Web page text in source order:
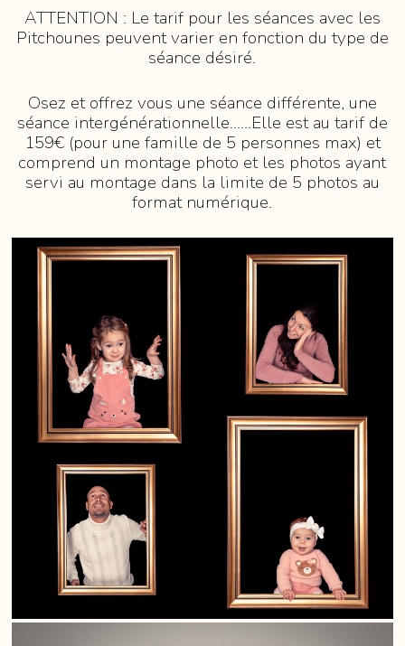
ATTENTION : Le tarif pour les séances avec les
Pitchounes peuvent varier en fonction du type de
séance désiré.
Osez et offrez vous une séance différente, une
séance intergénérationnelle......Elle est au tarif de
159€ (pour une famille de 5 personnes max) et
comprend un montage photo et les photos ayant
servi au montage dans la limite de 5 photos au
format numérique.